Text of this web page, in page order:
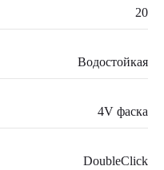
20
Водостойкая
4V фаска
DoubleClick